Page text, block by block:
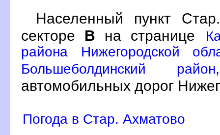
Населенный пункт
секторе
на странице
района Нижегородской
Большеболдинский
автомобильных дорог
Погода в Стар. Ахматово